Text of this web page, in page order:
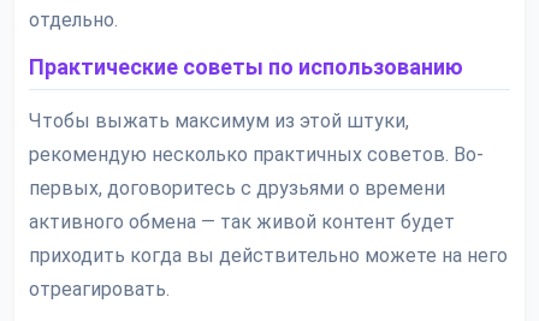
отдельно.
Практические советы по использованию
Чтобы выжать максимум из этой штуки,
рекомендую несколько практичных советов. Во-
первых, договоритесь с друзьями о времени
активного обмена — так живой контент будет
приходить когда вы действительно можете на него
отреагировать.